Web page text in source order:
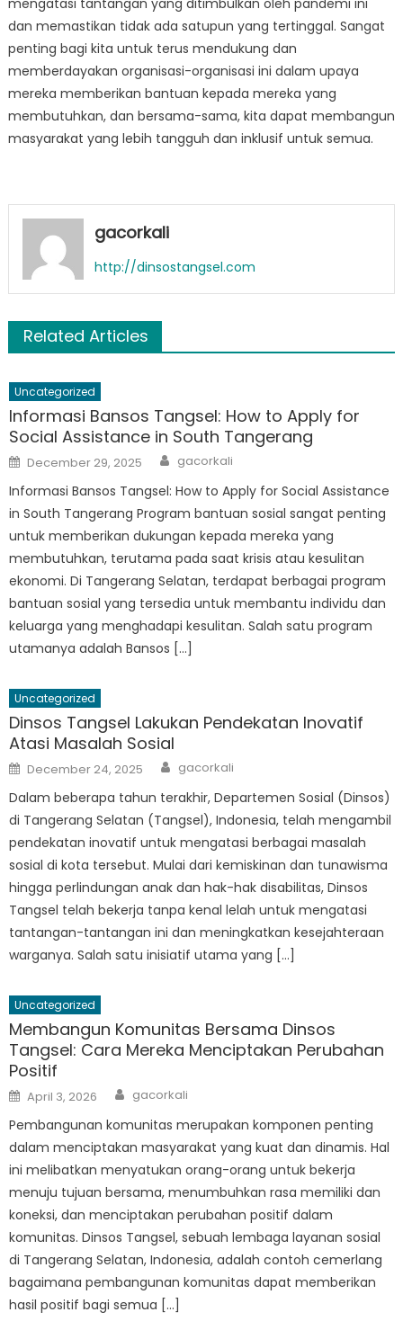
mengatasi tantangan yang ditimbulkan oleh pandemi ini
dan memastikan tidak ada satupun yang tertinggal. Sangat
penting bagi kita untuk terus mendukung dan
memberdayakan organisasi-organisasi ini dalam upaya
mereka memberikan bantuan kepada mereka yang
membutuhkan, dan bersama-sama, kita dapat membangun
masyarakat yang lebih tangguh dan inklusif untuk semua.
gacorkali
http://dinsostangsel.com
Related Articles
Uncategorized
Informasi Bansos Tangsel: How to Apply for
Social Assistance in South Tangerang
Posted
on
December 29, 2025 Author
gacorkali
Informasi Bansos Tangsel: How to Apply for Social Assistance
in South Tangerang Program bantuan sosial sangat penting
untuk memberikan dukungan kepada mereka yang
membutuhkan, terutama pada saat krisis atau kesulitan
ekonomi. Di Tangerang Selatan, terdapat berbagai program
bantuan sosial yang tersedia untuk membantu individu dan
keluarga yang menghadapi kesulitan. Salah satu program
utamanya adalah Bansos […]
Uncategorized
Dinsos Tangsel Lakukan Pendekatan Inovatif
Atasi Masalah Sosial
Posted
on
December 24, 2025 Author
gacorkali
Dalam beberapa tahun terakhir, Departemen Sosial (Dinsos)
di Tangerang Selatan (Tangsel), Indonesia, telah mengambil
pendekatan inovatif untuk mengatasi berbagai masalah
sosial di kota tersebut. Mulai dari kemiskinan dan tunawisma
hingga perlindungan anak dan hak-hak disabilitas, Dinsos
Tangsel telah bekerja tanpa kenal lelah untuk mengatasi
tantangan-tantangan ini dan meningkatkan kesejahteraan
warganya. Salah satu inisiatif utama yang […]
Uncategorized
Membangun Komunitas Bersama Dinsos
Tangsel: Cara Mereka Menciptakan Perubahan
Positif
Posted
on
April 3, 2026 Author
gacorkali
Pembangunan komunitas merupakan komponen penting
dalam menciptakan masyarakat yang kuat dan dinamis. Hal
ini melibatkan menyatukan orang-orang untuk bekerja
menuju tujuan bersama, menumbuhkan rasa memiliki dan
koneksi, dan menciptakan perubahan positif dalam
komunitas. Dinsos Tangsel, sebuah lembaga layanan sosial
di Tangerang Selatan, Indonesia, adalah contoh cemerlang
bagaimana pembangunan komunitas dapat memberikan
hasil positif bagi semua […]